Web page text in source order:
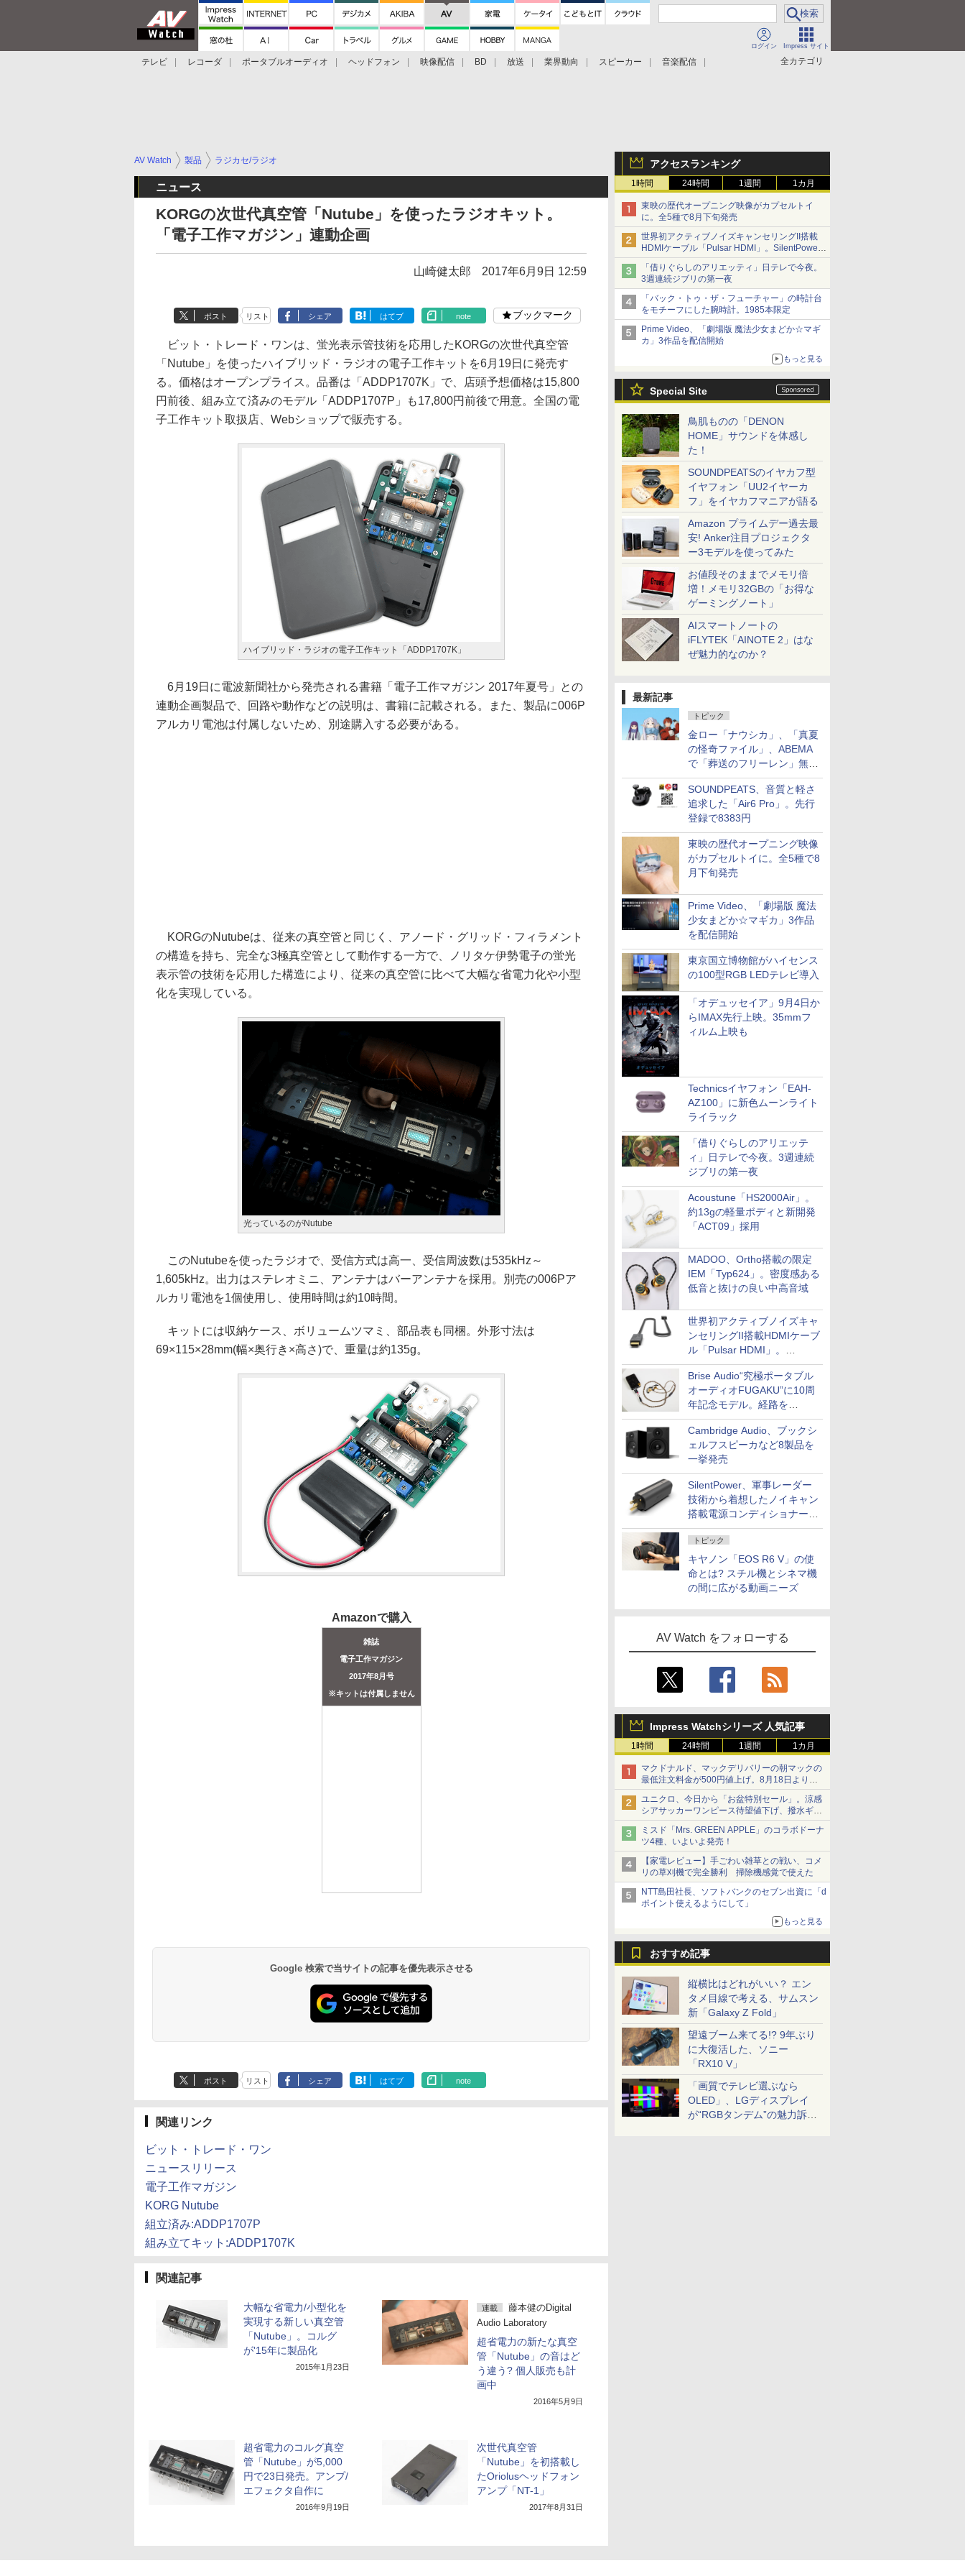
ログイン Impress サイト
全カテゴリ
テレビ レコーダ ポータブルオーディオ ヘッドフォン 映像配信 BD 放送 業界動向 スピーカー
音楽配信
アクセスランキング
1時間 24時間 1週間 1カ月
東映の歴代オープニング映像がカプセルトイ
に。全5種で8月下旬発売
世界初アクティブノイズキャンセリングII搭載
HDMIケーブル「Pulsar HDMI」。SilentPower
から
「借りぐらしのアリエッティ」日テレで今夜。
3週連続ジブリの第一夜
「バック・トゥ・ザ・フューチャー」の時計台
をモチーフにした腕時計。1985本限定
Prime Video、「劇場版 魔法少女まどか☆マギ
カ」3作品を配信開始
もっと見る
Special Site
鳥肌ものの「DENON
HOME」サウンドを体感し
た！
SOUNDPEATSのイヤカフ型
イヤフォン「UU2イヤーカ
フ」をイヤカフマニアが語る
Amazon プライムデー過去最
安! Anker注目プロジェクタ
ー3モデルを使ってみた
お値段そのままでメモリ倍
増！メモリ32GBの「お得な
ゲーミングノート」
AIスマートノートの
iFLYTEK「AINOTE 2」はな
ぜ魅力的なのか？
最新記事
トピック
金ロー「ナウシカ」、「真夏
の怪奇ファイル」、ABEMA
で「葬送のフリーレン」無料
配信など。夏の特番・配信情
報
SOUNDPEATS、音質と軽さ
追求した「Air6 Pro」。先行
登録で8383円
東映の歴代オープニング映像
がカプセルトイに。全5種で8
月下旬発売
Prime Video、「劇場版 魔法
少女まどか☆マギカ」3作品
を配信開始
東京国立博物館がハイセンス
の100型RGB LEDテレビ導入
「オデュッセイア」9月4日か
らIMAX先行上映。35mmフ
ィルム上映も
Technicsイヤフォン「EAH-
AZ100」に新色ムーンライト
ライラック
「借りぐらしのアリエッテ
ィ」日テレで今夜。3週連続
ジブリの第一夜
Acoustune「HS2000Air」。
約13gの軽量ボディと新開発
「ACT09」採用
MADOO、Ortho搭載の限定
IEM「Typ624」。密度感ある
低音と抜けの良い中高音域
世界初アクティブノイズキャ
ンセリングII搭載HDMIケーブ
ル「Pulsar HDMI」。
SilentPowerから
Brise Audio“究極ポータブル
オーディオFUGAKU”に10周
年記念モデル。経路を
NISHIKIで統一。400万円
Cambridge Audio、ブックシ
ェルフスピーカなど8製品を
一挙発売
SilentPower、軍事レーダー
技術から着想したノイキャン
搭載電源コンディショナー
「AC iPurifier2」
トピック
キヤノン「EOS R6 V」の使
命とは? スチル機とシネマ機
の間に広がる動画ニーズ
AV Watch をフォローする
Impress Watchシリーズ 人気記事
1時間 24時間 1週間 1カ月
マクドナルド、マックデリバリーの朝マックの
最低注文料金が500円値上げ。8月18日より
1,500円から受付
ユニクロ、今日から「お盆特別セール」。涼感
シアサッカーワンピース待望値下げ、撥水ギア
ショーツは1990円に
ミスド「Mrs. GREEN APPLE」のコラボドーナ
ツ4種、いよいよ発売！
【家電レビュー】手ごわい雑草との戦い、コメ
リの草刈機で完全勝利 掃除機感覚で使えた
NTT島田社長、ソフトバンクのセブン出資に「d
ポイント使えるようにして」
もっと見る
おすすめ記事
縦横比はどれがいい？ エン
タメ目線で考える、サムスン
新「Galaxy Z Fold」
望遠ブーム来てる!? 9年ぶり
に大復活した、ソニー
「RX10 V」
「画質でテレビ選ぶなら
OLED」、LGディスプレイ
が“RGBタンデム”の魅力訴
AV Watch 製品 ラジカセ/ラジオ
ニュース
KORGの次世代真空管「Nutube」を使ったラジオキット。
「電子工作マガジン」連動企画
山崎健太郎 2017年6月9日 12:59
ポスト リスト シェア はてブ note ブックマーク
ビット・トレード・ワンは、蛍光表示管技術を応用したKORGの次世代真空管
「Nutube」を使ったハイブリッド・ラジオの電子工作キットを6月19日に発売す
る。価格はオープンプライス。品番は「ADDP1707K」で、店頭予想価格は15,800
円前後、組み立て済みのモデル「ADDP1707P」も17,800円前後で用意。全国の電
子工作キット取扱店、Webショップで販売する。
ハイブリッド・ラジオの電子工作キット「ADDP1707K」
6月19日に電波新聞社から発売される書籍「電子工作マガジン 2017年夏号」との
連動企画製品で、回路や動作などの説明は、書籍に記載される。また、製品に006P
アルカリ電池は付属しないため、別途購入する必要がある。
KORGのNutubeは、従来の真空管と同じく、アノード・グリッド・フィラメント
の構造を持ち、完全な3極真空管として動作する一方で、ノリタケ伊勢電子の蛍光
表示管の技術を応用した構造により、従来の真空管に比べて大幅な省電力化や小型
化を実現している。
光っているのがNutube
このNutubeを使ったラジオで、受信方式は高一、受信周波数は535kHz～
1,605kHz。出力はステレオミニ、アンテナはバーアンテナを採用。別売の006Pア
ルカリ電池を1個使用し、使用時間は約10時間。
キットには収納ケース、ボリュームツマミ、部品表も同梱。外形寸法は
69×115×28mm(幅×奥行き×高さ)で、重量は約135g。
Amazonで購入
雑誌
電子工作マガジン
2017年8月号
※キットは付属しません
Google 検索で当サイトの記事を優先表示させる
ポスト リスト シェア はてブ note
関連リンク
ビット・トレード・ワン
ニュースリリース
電子工作マガジン
KORG Nutube
組立済み:ADDP1707P
組み立てキット:ADDP1707K
関連記事
大幅な省電力/小型化を
実現する新しい真空管
「Nutube」。コルグ
が'15年に製品化
2015年1月23日
連載
藤本健のDigital
Audio Laboratory
超省電力の新たな真空
管「Nutube」の音はど
う違う? 個人販売も計
画中
2016年5月9日
超省電力のコルグ真空
管「Nutube」が5,000
円で23日発売。アンプ/
エフェクタ自作に
2016年9月19日
次世代真空管
「Nutube」を初搭載し
たOriolusヘッドフォン
アンプ「NT-1」
2017年8月31日